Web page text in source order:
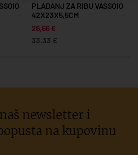
PLADANJ ZA RIBU VASSOIO
42X23X5,5CM
26,66 €
33,33 €
newsletter i
na kupovinu